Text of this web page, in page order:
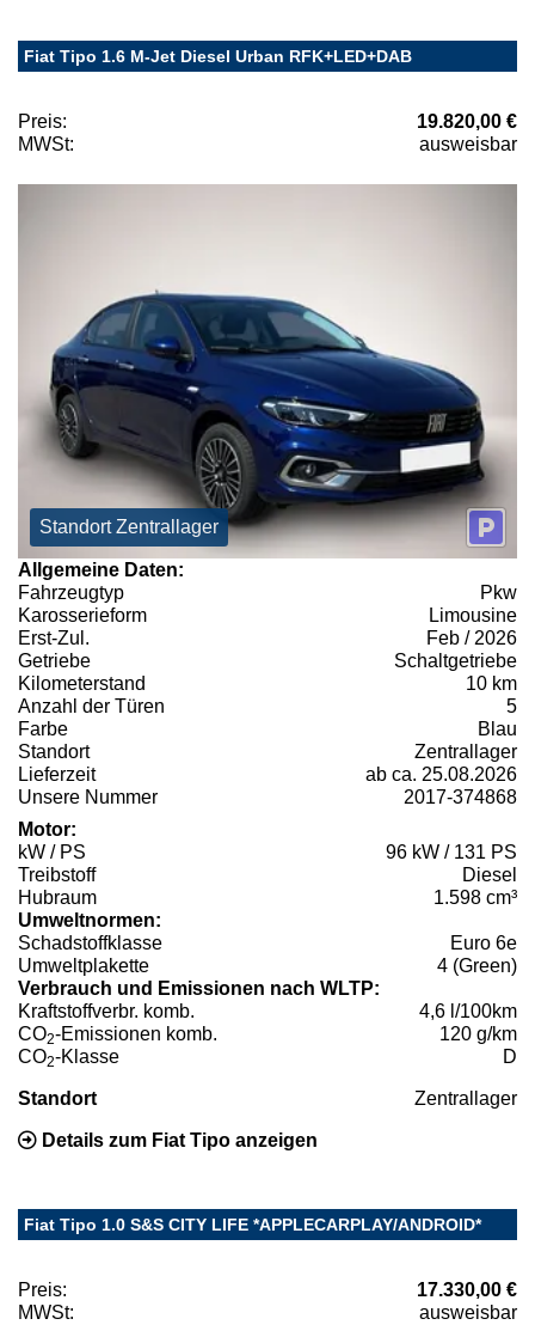
Fiat Tipo 1.6 M-Jet Diesel Urban RFK+LED+DAB
Preis:
19.820,00 €
MWSt:
ausweisbar
Standort Zentrallager
Allgemeine Daten:
Fahrzeugtyp
Pkw
Karosserieform
Limousine
Erst-Zul.
Feb / 2026
Getriebe
Schaltgetriebe
Kilometerstand
10 km
Anzahl der Türen
5
Farbe
Blau
Standort
Zentrallager
Lieferzeit
ab ca. 25.08.2026
Unsere Nummer
2017-374868
Motor:
kW / PS
96 kW / 131 PS
Treibstoff
Diesel
Hubraum
1.598 cm³
Umweltnormen:
Schadstoffklasse
Euro 6e
Umweltplakette
4 (Green)
Verbrauch und Emissionen nach WLTP:
Kraftstoffverbr. komb.
4,6 l/100km
CO2-Emissionen komb.
120 g/km
CO2-Klasse D
Standort Zentrallager
Details zum Fiat Tipo anzeigen
Fiat Tipo 1.0 S&S CITY LIFE *APPLECARPLAY/ANDROID*
Preis:
17.330,00 €
MWSt:
ausweisbar